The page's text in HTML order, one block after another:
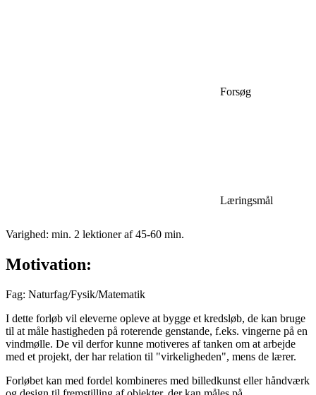
Forsøg
Læringsmål
Varighed: min. 2 lektioner af 45-60 min.
Motivation:
Fag: Naturfag/Fysik/Matematik
I dette forløb vil eleverne opleve at bygge et kredsløb, de kan bruge
til at måle hastigheden på roterende genstande, f.eks. vingerne på en
vindmølle. De vil derfor kunne motiveres af tanken om at arbejde
med et projekt, der har relation til "virkeligheden", mens de lærer.
Forløbet kan med fordel kombineres med billedkunst eller håndværk